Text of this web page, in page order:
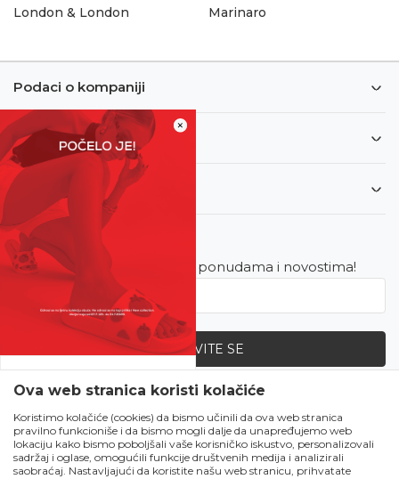
×
SVE UPOLA CIJENE!
Čekanju je kraj!
Počela je omiljena
ljetna akcija u Obući
Metro!
London & London
Marinaro
Podaci o kompaniji
Informacije
Korisnički servis
Newsletter
Budite u toku sa najnovijim ponudama i novostima!
PRIJAVITE SE
Zapratite nas
Ova web stranica koristi kolačiće
Koristimo kolačiće (cookies) da bismo učinili da ova web stranica
pravilno funkcioniše i da bismo mogli dalje da unapređujemo web
lokaciju kako bismo poboljšali vaše korisničko iskustvo, personalizovali
sadržaj i oglase, omogućili funkcije društvenih medija i analizirali
saobraćaj. Nastavljajući da koristite našu web stranicu, prihvatate